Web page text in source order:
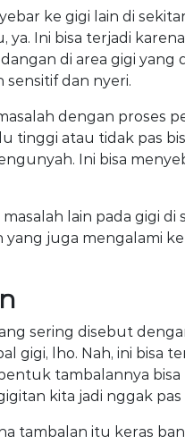
ke gigi lain di
Ini bisa terjadi
di area gigi yang
sensitif dan nyeri.
dengan proses
tinggi atau tidak pas
Ini bisa
lain pada gigi
yang juga mengalami
sering disebut
gigi, lho. Nah, ini bisa
tambalannya
kita jadi nggak pas
tambalan itu keras